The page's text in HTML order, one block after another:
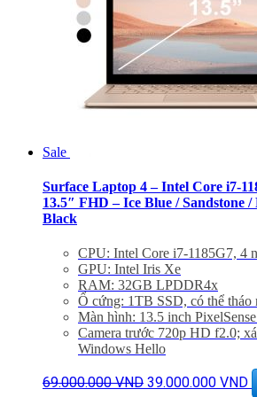
Sale
Surface Laptop 4 – Intel Core i7-
13.5″ FHD – Ice Blue / Sandstone
Black
CPU: Intel Core i7-1185G7, 4
GPU: Intel Iris Xe
RAM: 32GB LPDDR4x
Ổ cứng: 1TB SSD, có thể tháo
Màn hình: 13.5 inch
Camera trước 720p HD f2.0;
Windows Hello
Cổng: 1 x USB-C, 1 x USB-
3.5mm, 1 x Surface Connect port
69.000.000VND Giá
gốc
39.000.000 VND